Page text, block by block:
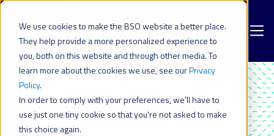
We use cookies to make the BSO website a better place.
They help provide a more personalized experience to
you, both on this website and through other media. To
learn more about the cookies we use, see ourPrivacy
Policy.
In order to comply with your preferences, we'll have to
use just one tiny cookie so that you're not asked to make
this choice again.